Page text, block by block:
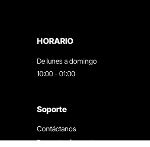
HORARIO
De lunes a domingo
10:00 - 01:00
Soporte
Contáctanos
Preguntas frecuentes